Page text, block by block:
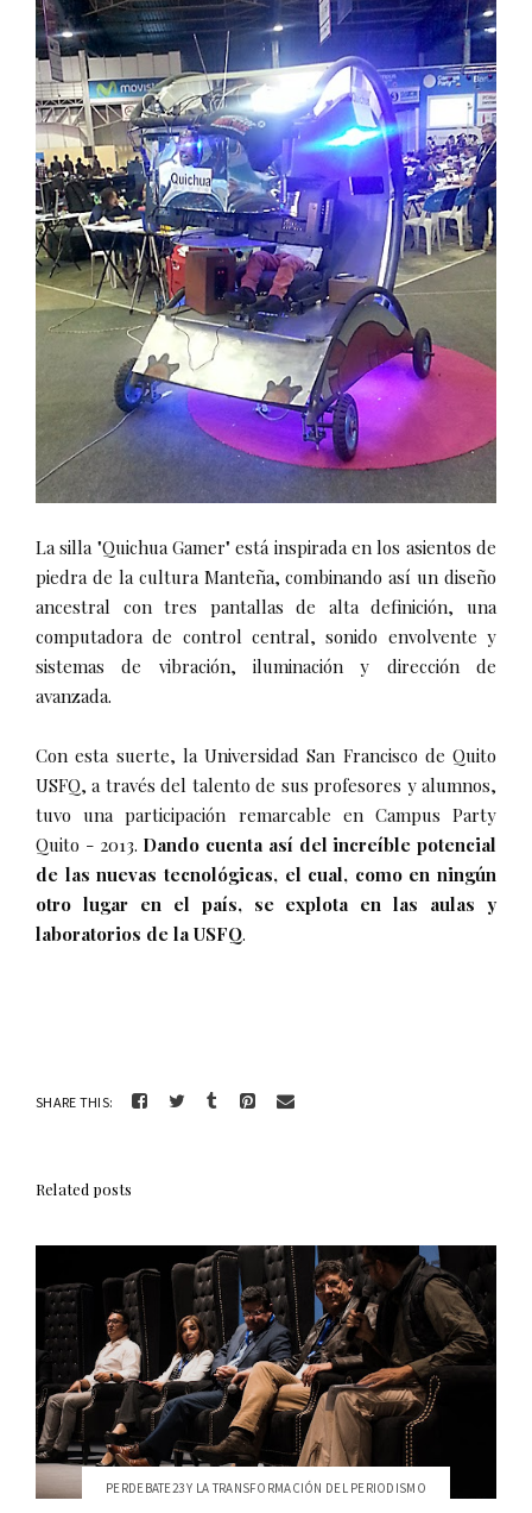
La silla "Quichua Gamer" está inspirada en los asientos de
piedra de la cultura Manteña, combinando así un diseño
ancestral con tres pantallas de alta definición, una
computadora de control central, sonido envolvente y
sistemas de vibración, iluminación y dirección de
avanzada.
Con esta suerte, la Universidad San Francisco de Quito
USFQ, a través del talento de sus profesores y alumnos,
tuvo una participación remarcable en Campus Party
Quito - 2013. Dando cuenta así del increíble potencial
de las nuevas tecnológicas, el cual, como en ningún
otro lugar en el país, se explota en las aulas y
laboratorios de la USFQ.
SHARE THIS:
Related posts
PERDEBATE23 Y LA TRANSFORMACIÓN DEL PERIODISMO